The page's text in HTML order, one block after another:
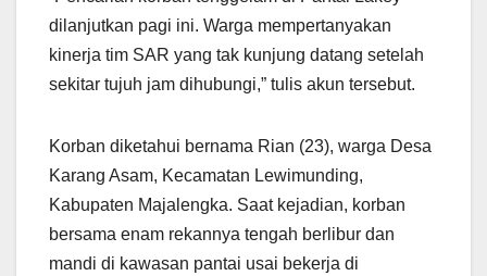
dilanjutkan pagi ini. Warga mempertanyakan
kinerja tim SAR yang tak kunjung datang setelah
sekitar tujuh jam dihubungi,” tulis akun tersebut.
Korban diketahui bernama Rian (23), warga Desa
Karang Asam, Kecamatan Lewimunding,
Kabupaten Majalengka. Saat kejadian, korban
bersama enam rekannya tengah berlibur dan
mandi di kawasan pantai usai bekerja di